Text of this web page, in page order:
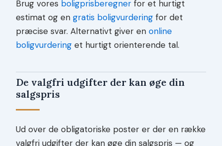
Brug vores boligprisberegner for et hurtigt
estimat og en gratis boligvurdering for det
præcise svar. Alternativt giver en online
boligvurdering et hurtigt orienterende tal.
De valgfri udgifter der kan øge din
salgspris
Ud over de obligatoriske poster er der en række
valgfri udgifter der kan øge din salgspris — og